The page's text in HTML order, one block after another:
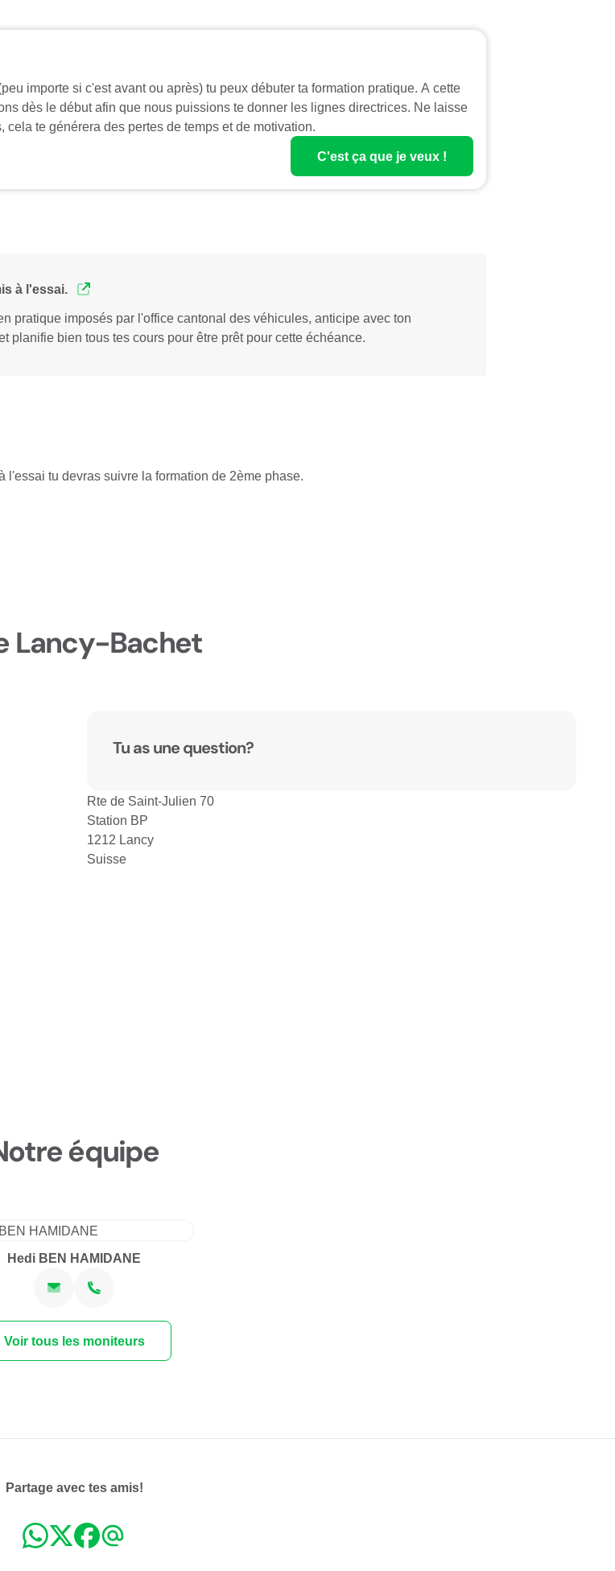
importe si c'est avant ou après) tu peux débuter ta formation pratique. A cette
dès le début afin que nous puissions te donner les lignes directrices. Ne laisse
te générera des pertes de temps et de motivation.
C'est ça que je veux !
à l'essai.
pratique imposés par l'office cantonal des véhicules, anticipe avec ton
planifie bien tous tes cours pour être prêt pour cette échéance.
tu devras suivre la formation de 2ème phase.
Lancy-Bachet
Tu as une question?
Rte de Saint-Julien 70
Station BP
1212 Lancy
Suisse
équipe
Hedi BEN HAMIDANE
Voir tous les moniteurs
Partage avec tes amis!